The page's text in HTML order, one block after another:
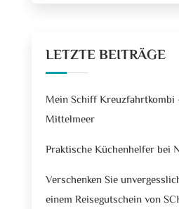
LETZTE BEITRÄGE
Mein Schiff Kreuzfahrtkombi
Mittelmeer
Praktische Küchenhelfer bei
Verschenken Sie
einem Reisegutschein von